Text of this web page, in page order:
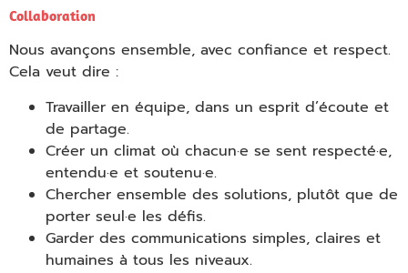
Collaboration
Nous avançons ensemble, avec confiance et respect.
Cela veut dire :
Travailler en équipe, dans un esprit d’écoute et
de partage.
Créer un climat où chacun·e se sent respecté·e,
entendu·e et soutenu·e.
Chercher ensemble des solutions, plutôt que de
porter seul·e les défis.
Garder des communications simples, claires et
humaines à tous les niveaux.